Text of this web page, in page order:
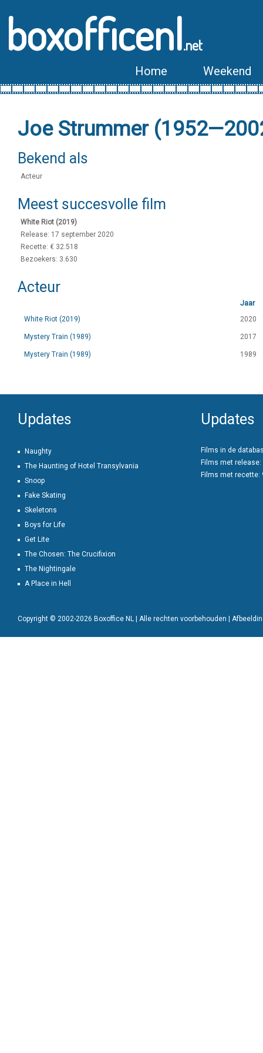
boxofficenl.net
Home Weekend
Joe Strummer
Bekend als
Acteur
Meest succesvolle film
White Riot (2019)
Release: 17 september 2020
Recette: € 32.518
Bezoekers: 3.630
Acteur
Jaar
White Riot (2019)
2020
Mystery Train (1989) 2017
Mystery Train (1989) 1989
Updates
Naughty
The Haunting of Hotel Transylvania
Snoop
Fake Skating
Skeletons
Boys for Life
Get Lite
The Chosen: The Crucifixion
The Nightingale
A Place in Hell
Updates
Films in de
Films met release:
Films met recette:
Copyright © 2002-2026 Boxoffice NL | Alle rechten voorbehouden |